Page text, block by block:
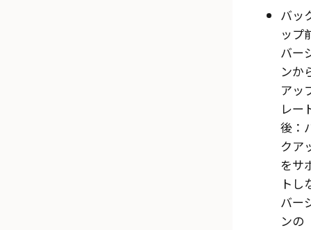
バッ
ップ
バー
ンか
アッ
レー
後：
クア
をサ
トし
バー
ンの